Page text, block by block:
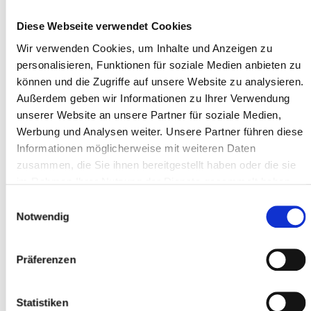
Diese Webseite verwendet Cookies
Wir verwenden Cookies, um Inhalte und Anzeigen zu
personalisieren, Funktionen für soziale Medien anbieten zu
können und die Zugriffe auf unsere Website zu analysieren.
Außerdem geben wir Informationen zu Ihrer Verwendung
unserer Website an unsere Partner für soziale Medien,
Werbung und Analysen weiter. Unsere Partner führen diese
Informationen möglicherweise mit weiteren Daten
zusammen, die Sie ihnen bereitgestellt haben oder die sie
Notwendig
Präferenzen
Statistiken
Einzelzimmer
keine Übernachtung
Wie hast du von uns erfahren?
Magazin / Werbeanzeige
Persönliche Empfehlung
Diese können auch als PDF zusammen mit dem Anmeldeformular